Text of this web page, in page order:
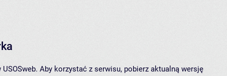
Aby korzystać z serwisu, pobierz aktualną wersję